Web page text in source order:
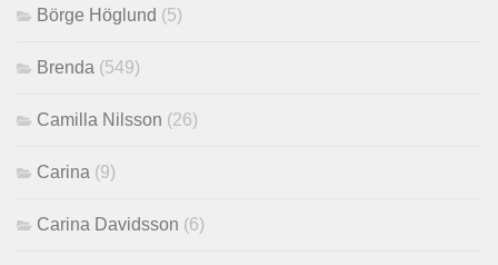
Börge Höglund (5)
Brenda (549)
Camilla Nilsson (26)
Carina (9)
Carina Davidsson (6)